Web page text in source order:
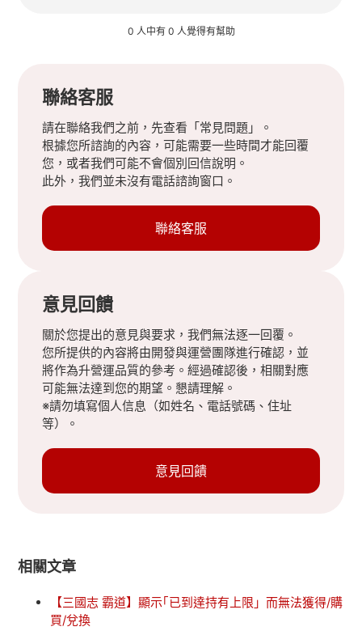
0 人中有 0 人覺得有幫助
聯絡客服
請在聯絡我們之前，先查看「常見問題」。
根據您所諮詢的內容，可能需要一些時間才能回覆
您，或者我們可能不會個別回信說明。
此外，我們並未沒有電話諮詢窗口。
聯絡客服
意見回饋
關於您提出的意見與要求，我們無法逐一回覆。
您所提供的內容將由開發與運營團隊進行確認，並
將作為升營運品質的參考。經過確認後，相關對應
可能無法達到您的期望。懇請理解。
※請勿填寫個人信息（如姓名、電話號碼、住址
等）。
意見回饋
相關文章
【三國志 霸道】顯示｢已到達持有上限」而無法獲得/購
買/兌換